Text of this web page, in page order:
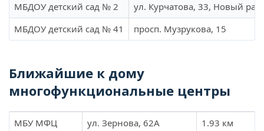
МБДОУ детский сад № 2
ул. Курчатова, 33, Новый
МБДОУ детский сад № 41
просп. Музрукова, 15
Ближайшие к дому
многофункциональные центры
МБУ МФЦ ул. Зернова, 62А 1.93 км